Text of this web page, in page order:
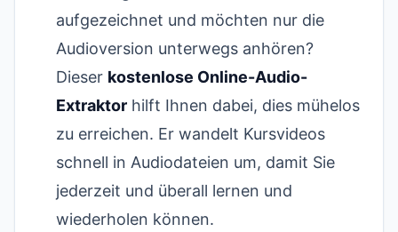
aufgezeichnet und möchten nur die
Audioversion unterwegs anhören?
Dieser kostenlose Online-Audio-
Extraktorhilft Ihnen dabei, dies mühelos
zu erreichen. Er wandelt Kursvideos
schnell in Audiodateien um, damit Sie
jederzeit und überall lernen und
wiederholen können.